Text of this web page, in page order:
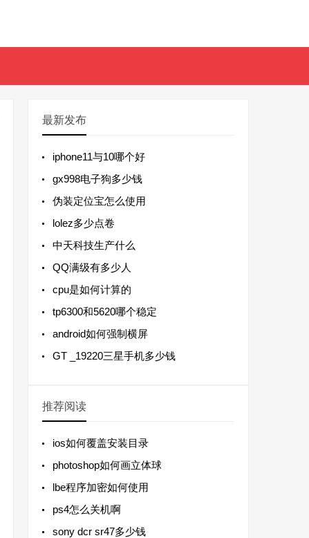
最新发布
iphone11与10哪个好
gx998电子狗多少钱
伪装定位宝怎么使用
lolez多少点卷
中天科技生产什么
QQ满级有多少人
cpu是如何计算的
tp6300和5620哪个稳定
android如何强制横屏
GT _19220三星手机多少钱
推荐阅读
ios如何覆盖安装目录
photoshop如何画立体球
lbe程序加密如何使用
ps4怎么关机啊
sony dcr sr47多少钱